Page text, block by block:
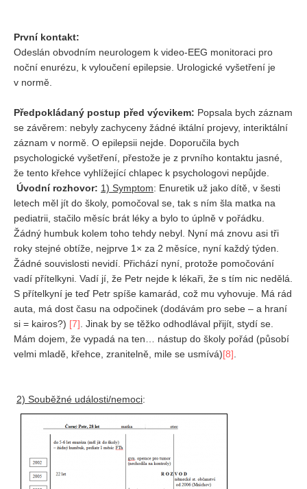
První kontakt:
Odeslán obvodním neurologem k video-EEG monitoraci pro
noční enurézu, k vyloučení epilepsie. Urologické vyšetření je
v normě.
Předpokládaný postup před výcvikem: Popsala bych záznam
se závěrem: nebyly zachyceny žádné iktální projevy, interiktální
záznam v normě. O epilepsii nejde. Doporučila bych
psychologické vyšetření, přestože je z prvního kontaktu jasné,
že tento křehce vyhlížející chlapec k psychologovi nepůjde.
Úvodní rozhovor: 1) Symptom: Enuretik už jako dítě, v šesti
letech měl jít do školy, pomočoval se, tak s ním šla matka na
pediatrii, stačilo měsíc brát léky a bylo to úplně v pořádku.
Žádný humbuk kolem toho tehdy nebyl. Nyní má znovu asi tři
roky stejné obtíže, nejprve 1× za 2 měsíce, nyní každý týden.
Žádné souvislosti nevidí. Přichází nyní, protože pomočování
vadí přítelkyni. Vadí jí, že Petr nejde k lékaři, že s tím nic nedělá.
S přítelkyní je teď Petr spíše kamarád, což mu vyhovuje. Má rád
auta, má dost času na odpočinek (dodávám pro sebe – a hraní
si = kairos?) [7] . Jinak by se těžko odhodlával přijít, stydí se.
Mám dojem, že vypadá na ten… nástup do školy pořád (působí
velmi mladě, křehce, zranitelně, mile se usmívá)[8]
2) Souběžné události/nemoci: